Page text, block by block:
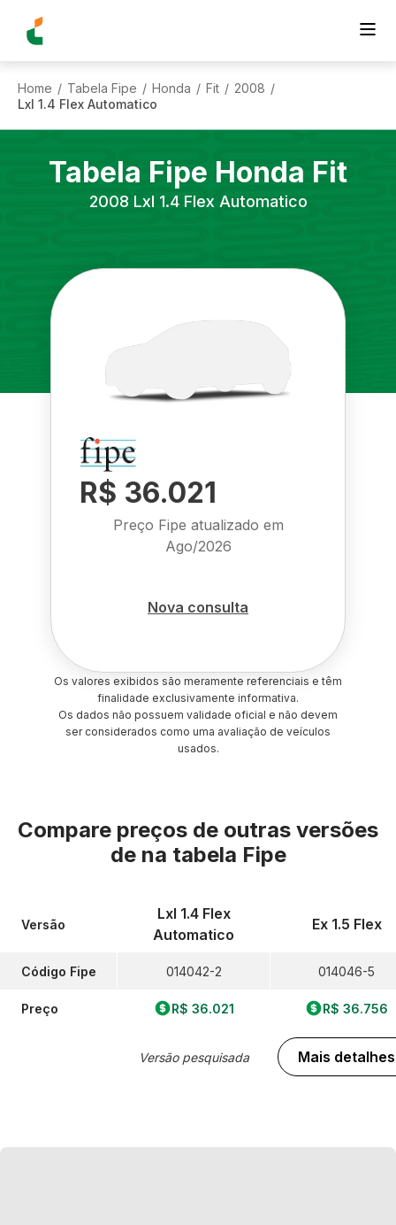
Home / Tabela Fipe / Honda / Fit / 2008 /
Lxl 1.4 Flex Automatico
Tabela Fipe Honda Fit
2008 Lxl 1.4 Flex Automatico
R$ 36.021
Preço Fipe atualizado em
Ago/2026
Nova consulta
Os valores exibidos são meramente referenciais e têm
finalidade exclusivamente informativa.
Os dados não possuem validade oficial e não devem
ser considerados como uma avaliação de veículos
usados.
Compare preços de outras versões
de na tabela Fipe
Versão
Código Fipe
Preço
Lxl 1.4 Flex
Automatico
014042-2
R$ 36.021
Versão pesquisada
Ex 1.5 Flex
014046-5
R$ 36.756
Mais detalhes